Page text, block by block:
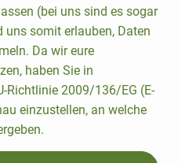
5,99 € /1L
(bei uns sind es sogar
uns somit erlauben, Daten
Da wir eure
haben Sie in
Richtlinie 2009/136/EG (E-
einzustellen, an welche